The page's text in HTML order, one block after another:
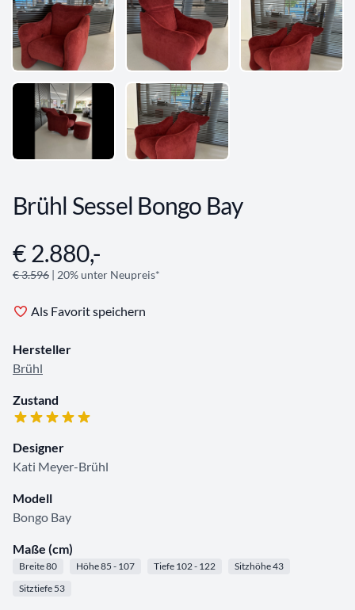
Brühl Sessel Bongo Bay
Angebotsinformationen
€ 2.880,-
€ 3.596 | 20% unter Neupreis*
Als Favorit speichern
Hersteller
Brühl
Zustand
Designer
Kati Meyer-Brühl
Modell
Bongo Bay
Maße (cm)
Breite 80 Höhe 85 - 107 Tiefe 102 - 122
Sitzhöhe 43
Sitztiefe 53